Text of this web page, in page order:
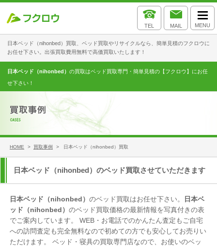
日本ベッド（nihonbed）買取、ベッド買取やリサイクルなら、簡単見積のフクロウに
お任せ下さい。出張買取費用無料で高価買取いたします！
TEL MAIL MENU
日本ベッド（nihonbed） の買取はベッド買取専門・簡単見積の【フクロウ】にお任
せ下さい！
HOME > 買取事例 > 日本ベッド（nihonbed）買取
日本ベッド（nihonbed）のベッド買取させていただきます
日本ベッド（nihonbed） のベッド買取はお任せ下さい。
日本ベ
ッド（nihonbed） のベッド買取価格の最新情報を写真付きの表
でご案内しています。 WEB・お電話でのかんたん査定もご自宅
への訪問査定も完全無料なので初めての方でも安心してお売りい
ただけます。 ベッド・寝具の買取専門店なので、お使いのベッ